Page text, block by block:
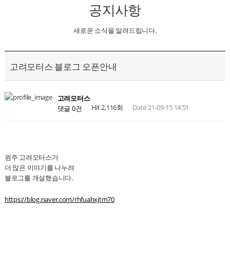
공지사항
새로운 소식을 알려드립니다.
고려모터스 블로그 오픈안내
고려모터스
댓글 0건
Hit 2,116회 Date 21-09-15 14:51
원주 고려모터스가
더 많은 이야기를 나누려
블로그를 개설했습니다.
https://blog.naver.com/rhfuahxjtm70